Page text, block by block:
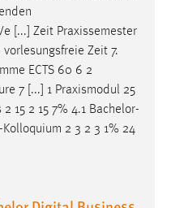
[...] Zeit Praxissemester
Zeit 7.
ECTS 60 6 2
7 [...] 1 Praxismodul 25
15 2 15 7% 4.1 Bachelor-
2 3 2 3 1% 24